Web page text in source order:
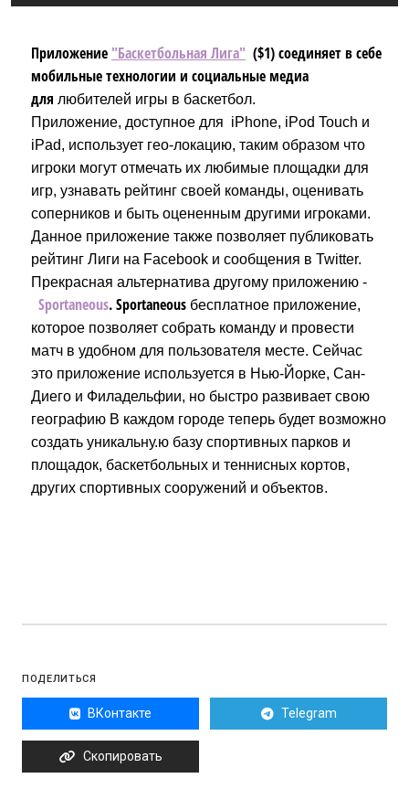
Приложение "Баскетбольная Лига" ($1) соединяет в себе
мобильные технологии и социальные медиа
для любителей игры в баскетбол.
Приложение, доступное для iPhone, iPod Touch и
iPad, использует гео-локацию, таким образом что
игроки могут отмечать их любимые площадки для
игр, узнавать рейтинг своей команды, оценивать
соперников и быть оцененным другими игроками.
Данное приложение также позволяет публиковать
рейтинг Лиги на Facebook и сообщения в Twitter.
Прекрасная альтернатива другому приложению -
Sportaneous. Sportaneous бесплатное приложение,
которое позволяет собрать команду и провести
матч в удобном для пользователя месте. Сейчас
это приложение используется в Нью-Йорке, Сан-
Диего и Филадельфии, но быстро развивает свою
географию В каждом городе теперь будет возможно
создать уникальну.ю базу спортивных парков и
площадок, баскетбольных и теннисных кортов,
других спортивных сооружений и объектов.
ПОДЕЛИТЬСЯ
ВКонтакте Telegram
Скопировать